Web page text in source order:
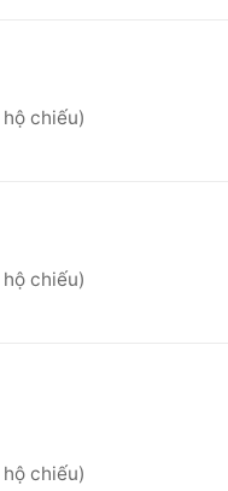
chiếu)
chiếu)
chiếu)